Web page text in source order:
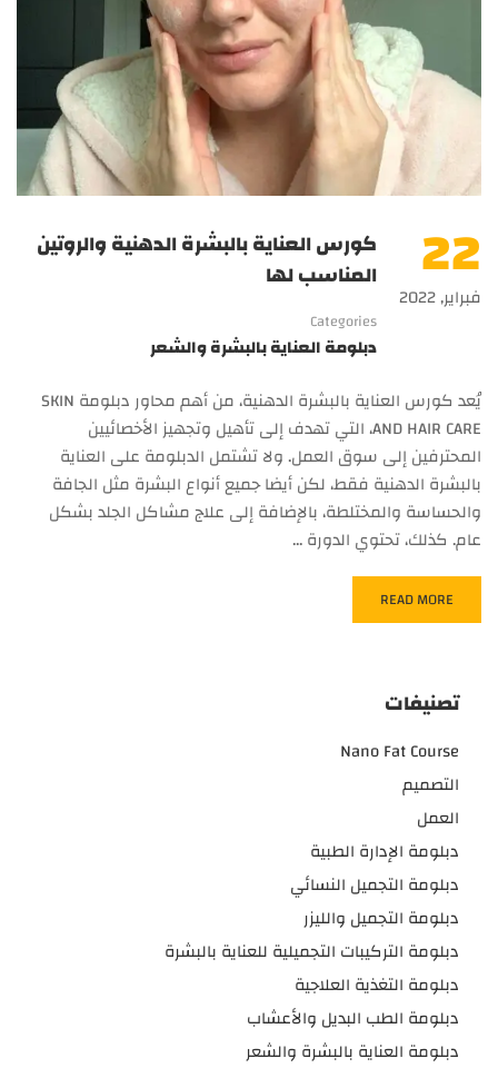
22
فبراير, 2022
كورس العناية بالبشرة الدهنية والروتين
المناسب لها
Categories
دبلومة العناية بالبشرة والشعر
يُعد كورس العناية بالبشرة الدهنية، من أهم محاور دبلومة SKIN
AND HAIR CARE، التي تهدف إلى تأهيل وتجهيز الأخصائيين
المحترفين إلى سوق العمل. ولا تشتمل الدبلومة على العناية
بالبشرة الدهنية فقط، لكن أيضا جميع أنواع البشرة مثل الجافة
والحساسة والمختلطة، بالإضافة إلى علاج مشاكل الجلد بشكل
عام. كذلك، تحتوي الدورة …
READ MORE
تصنيفات
Nano Fat Course
التصميم
العمل
دبلومة الإدارة الطبية
دبلومة التجميل النسائي
دبلومة التجميل والليزر
دبلومة التركيبات التجميلية للعناية بالبشرة
دبلومة التغذية العلاجية
دبلومة الطب البديل والأعشاب
دبلومة العناية بالبشرة والشعر